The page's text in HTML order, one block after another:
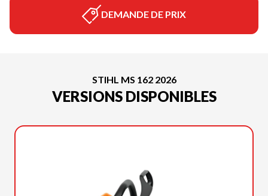
DEMANDE DE PRIX
STIHL MS 162 2026
VERSIONS DISPONIBLES